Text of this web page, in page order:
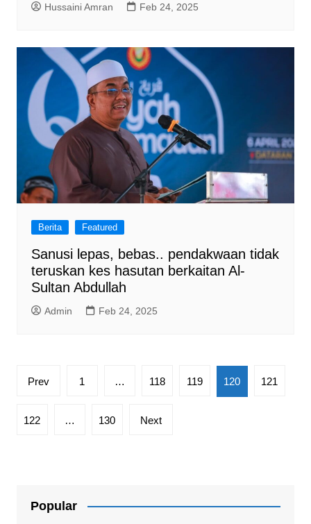
Hussaini Amran Feb 24, 2025
Berita Featured
Sanusi lepas, bebas.. pendakwaan tidak
teruskan kes hasutan berkaitan Al-
Sultan Abdullah
Admin Feb 24, 2025
Posts
Prev 1 … 118 119 120 121
122 … 130 Next
Popular